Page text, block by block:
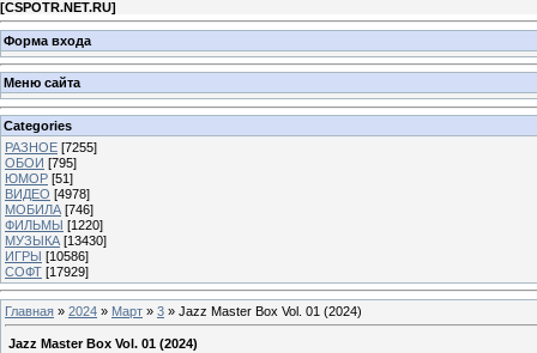
[CSPOTR.NET.RU]
Форма входа
Меню сайта
Categories
РАЗНОЕ [7255]
ОБОИ [795]
ЮМОР [51]
ВИДЕО [4978]
МОБИЛА [746]
ФИЛЬМЫ [1220]
МУЗЫКА [13430]
ИГРЫ [10586]
СОФТ [17929]
Главная » 2024 » Март » 3 » Jazz Master Box Vol. 01 (2024)
Jazz Master Box Vol. 01 (2024)